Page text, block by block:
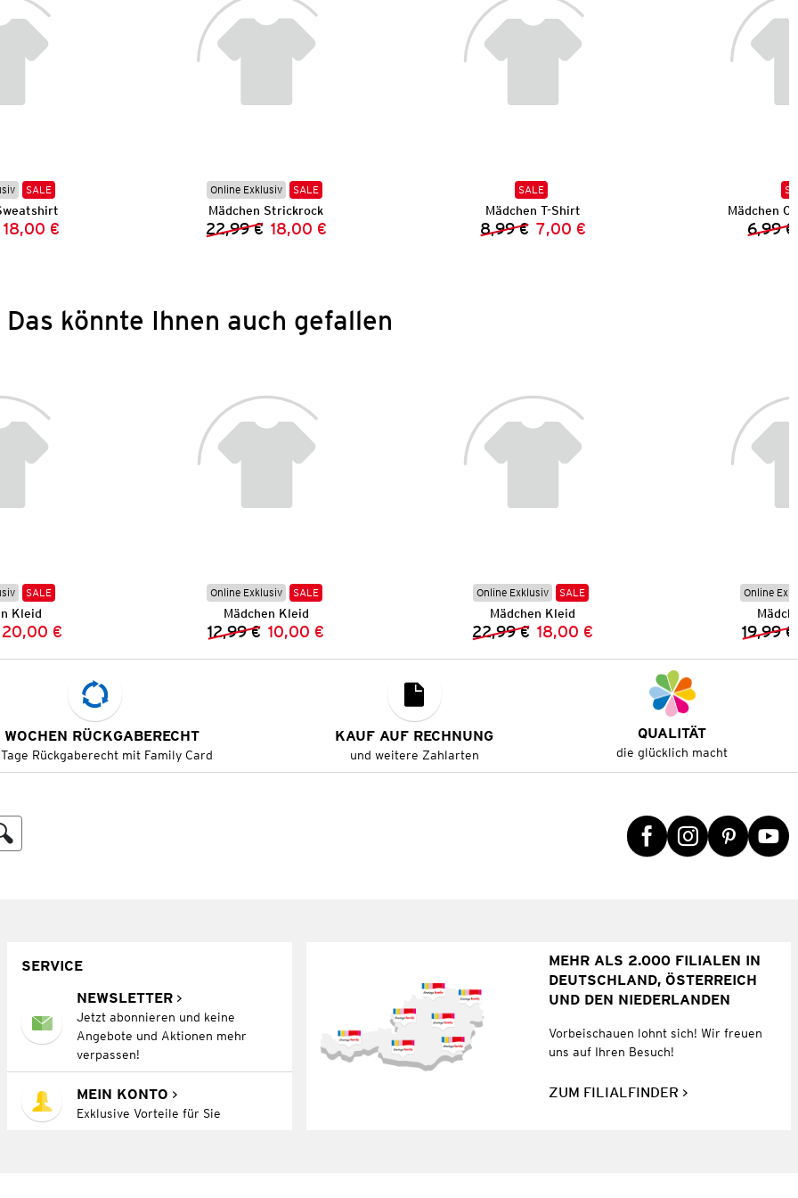
SALE
Preis:
Preis:
18,00 €
Online Exklusiv SALE
Mädchen Strickrock
Vorheriger Preis:
22,99 € Neuer Preis:
18,00 €
SALE
Mädchen T-Shirt
Vorheriger Preis:
8,99 € Neuer Preis:
7,00 €
Mädchen
6,99 €
Das könnte Ihnen auch gefallen
SALE
Kleid
Preis:
Preis:
20,00 €
Online Exklusiv SALE
Mädchen Kleid
Vorheriger Preis:
12,99 € Neuer Preis:
10,00 €
Online Exklusiv SALE
Mädchen Kleid
Vorheriger Preis:
22,99 € Neuer Preis:
18,00 €
Online
19,99 €
RÜCKGABERECHT
Rückgaberecht mit Family Card
KAUF AUF RECHNUNG
und weitere Zahlarten
QUALITÄT
die glücklich macht
SERVICE
NEWSLETTER
Jetzt abonnieren und keine
Angebote und Aktionen mehr
verpassen!
MEIN KONTO
Exklusive Vorteile für Sie
MEHR ALS 2.000 FILIALEN IN
DEUTSCHLAND, ÖSTERREICH
UND DEN NIEDERLANDEN
Vorbeischauen lohnt sich! Wir freuen
uns auf Ihren Besuch!
ZUM FILIALFINDER